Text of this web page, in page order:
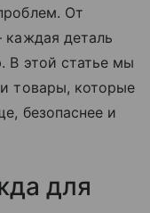
От
деталь
В этой статье мы
товары, которые
безопаснее и
для